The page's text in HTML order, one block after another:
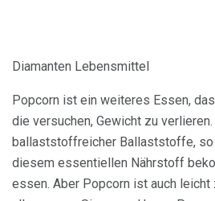
Diamanten Lebensmittel
Popcorn ist ein weiteres Essen,
die versuchen, Gewicht zu
ballaststoffreicher Ballaststoffe,
diesem essentiellen Nährstoff
essen. Aber Popcorn ist auch